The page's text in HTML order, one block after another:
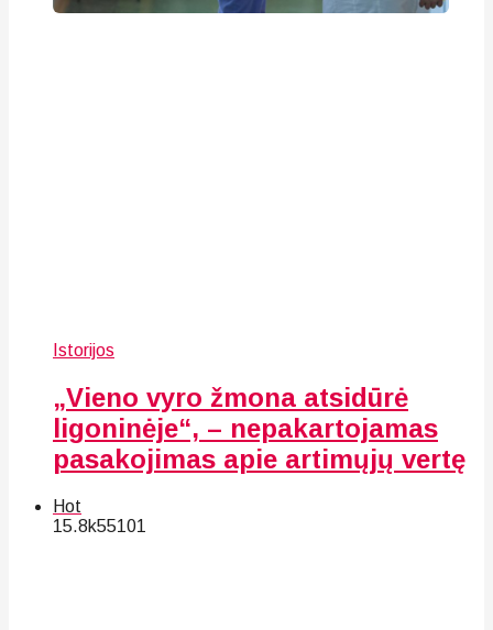
Istorijos
„Vieno vyro žmona atsidūrė
ligoninėje“, – nepakartojamas
pasakojimas apie artimųjų vertę
Hot
15.8k55101